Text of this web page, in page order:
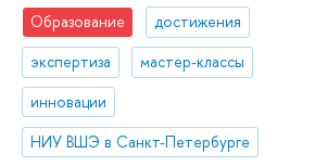
Образование
достижения
экспертиза
мастер-классы
инновации
НИУ ВШЭ в Санкт-Петербурге